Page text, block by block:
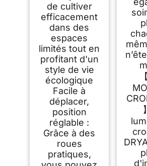
de cultiver
efficacement
dans des
espaces
limités tout en
profitant d'un
style de vie
écologique
Facile à
déplacer,
position
réglable :
Grâce à des
roues
pratiques,